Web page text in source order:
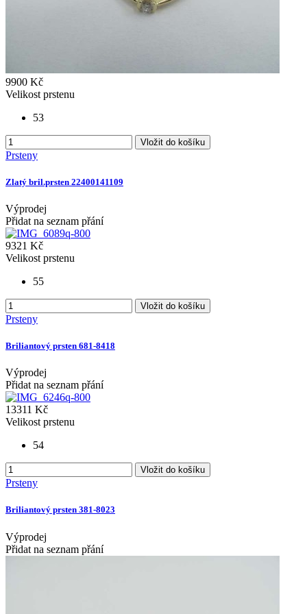
9900 Kč
Velikost prstenu
53
Vložit do košíku
Prsteny
Zlatý bril.prsten 22400141109
Výprodej
Přidat na seznam přání
9321 Kč
Velikost prstenu
55
Vložit do košíku
Prsteny
Briliantový prsten 681-8418
Výprodej
Přidat na seznam přání
13311 Kč
Velikost prstenu
54
Vložit do košíku
Prsteny
Briliantový prsten 381-8023
Výprodej
Přidat na seznam přání